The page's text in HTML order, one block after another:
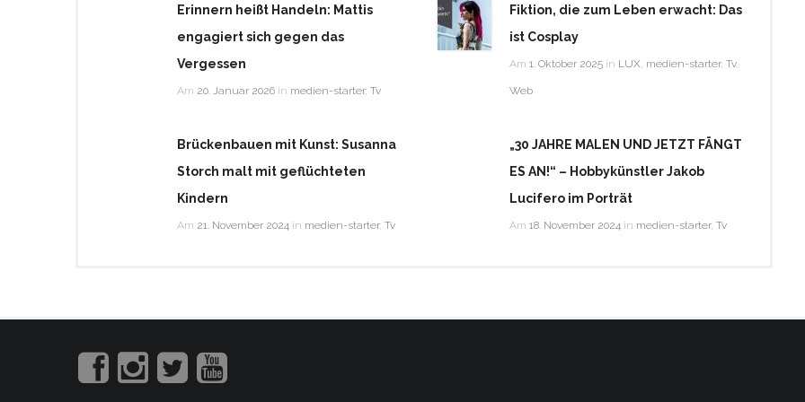
Erinnern heißt Handeln: Mattis
engagiert sich gegen das
Vergessen
Am 20. Januar 2026 in medien-starter, Tv
Fiktion, die zum Leben erwacht: Das
ist Cosplay
Am 1. Oktober 2025 in LUX, medien-starter, Tv,
Web
Brückenbauen mit Kunst: Susanna
Storch malt mit geflüchteten
Kindern
Am 21. November 2024 in medien-starter, Tv
„30 JAHRE MALEN UND JETZT FÄNGT
ES AN!“ – Hobbykünstler Jakob
Lucifero im Porträt
Am 18. November 2024 in medien-starter, Tv